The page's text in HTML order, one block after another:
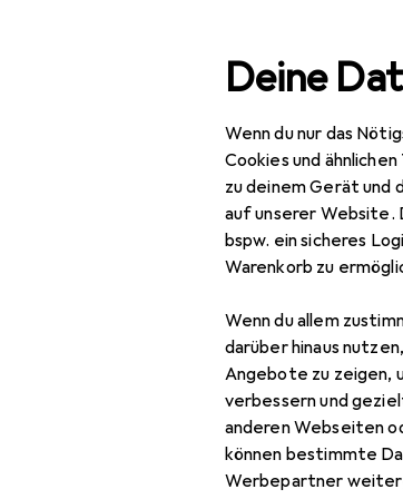
Deine
Wenn du nur das
Cookies und
zu deinem Gerät und
auf unserer Website.
bspw. ein sicheres
Warenkorb zu
Wenn du allem
darüber hinaus
Angebote zu zeigen,
verbessern und
anderen Webseiten
können bestimmte
Werbepartner
Navigation nach Kategorien
Hier findest
Sortieren nach